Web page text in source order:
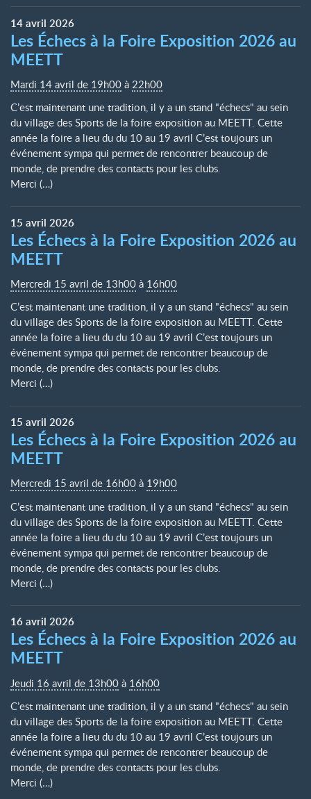
14avril 2026
Les Échecs à la Foire Exposition 2026 au
MEETT
Mardi 14 avril de 19h00 à 22h00
C’est maintenant une tradition, il y a un stand "échecs" au sein
du village des Sports de la foire exposition au MEETT. Cette
année la foire a lieu du du 10 au 19 avril C’est toujours un
événement sympa qui permet de rencontrer beaucoup de
monde, de prendre des contacts pour les clubs.
Merci (…)
15 avril 2026
Les Échecs à la Foire Exposition 2026 au
MEETT
Mercredi 15 avril de 13h00 à 16h00
C’est maintenant une tradition, il y a un stand "échecs" au sein
du village des Sports de la foire exposition au MEETT. Cette
année la foire a lieu du du 10 au 19 avril C’est toujours un
événement sympa qui permet de rencontrer beaucoup de
monde, de prendre des contacts pour les clubs.
Merci (…)
15 avril 2026
Les Échecs à la Foire Exposition 2026 au
MEETT
Mercredi 15 avril de 16h00 à 19h00
C’est maintenant une tradition, il y a un stand "échecs" au sein
du village des Sports de la foire exposition au MEETT. Cette
année la foire a lieu du du 10 au 19 avril C’est toujours un
événement sympa qui permet de rencontrer beaucoup de
monde, de prendre des contacts pour les clubs.
Merci (…)
16avril 2026
Les Échecs à la Foire Exposition 2026 au
MEETT
Jeudi 16 avril de 13h00 à 16h00
C’est maintenant une tradition, il y a un stand "échecs" au sein
du village des Sports de la foire exposition au MEETT. Cette
année la foire a lieu du du 10 au 19 avril C’est toujours un
événement sympa qui permet de rencontrer beaucoup de
monde, de prendre des contacts pour les clubs.
Merci (…)